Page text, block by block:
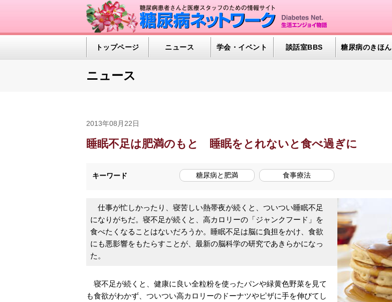
トップページ ニュース 学会・イベント 談話室BBS 糖尿病のきほん
ニュース
2013年08月22日
睡眠不足は肥満のもと 睡眠をとれないと食べ過ぎに
キーワード 糖尿病と肥満 食事療法
仕事が忙しかったり、寝苦しい熱帯夜が続くと、ついつい睡眠不足
になりがちだ。寝不足が続くと、高カロリーの「ジャンクフード」を
食べたくなることはないだろうか。睡眠不足は脳に負担をかけ、食欲
にも悪影響をもたらすことが、最新の脳科学の研究であきらかになっ
た。
寝不足が続くと、健康に良い全粒粉を使ったパンや緑黄色野菜を見て
も食欲がわかず、ついつい高カロリーのドーナツやピザに手を伸びてし